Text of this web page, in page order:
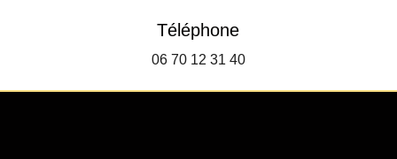
Téléphone
06 70 12 31 40